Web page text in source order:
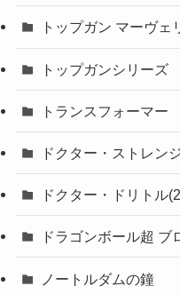
トップガン マーヴェ
トップガンシリーズ
トランスフォーマー
ドクター・ストレン
ドクター・ドリトル
ドラゴンボール超 ブ
ノートルダムの鐘